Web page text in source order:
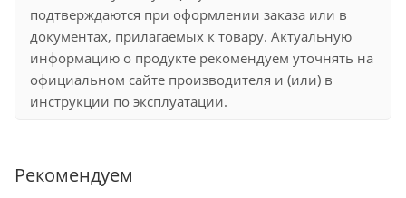
подтверждаются при оформлении заказа или в
документах, прилагаемых к товару. Актуальную
информацию о продукте рекомендуем уточнять на
официальном сайте производителя и (или) в
инструкции по эксплуатации.
Рекомендуем